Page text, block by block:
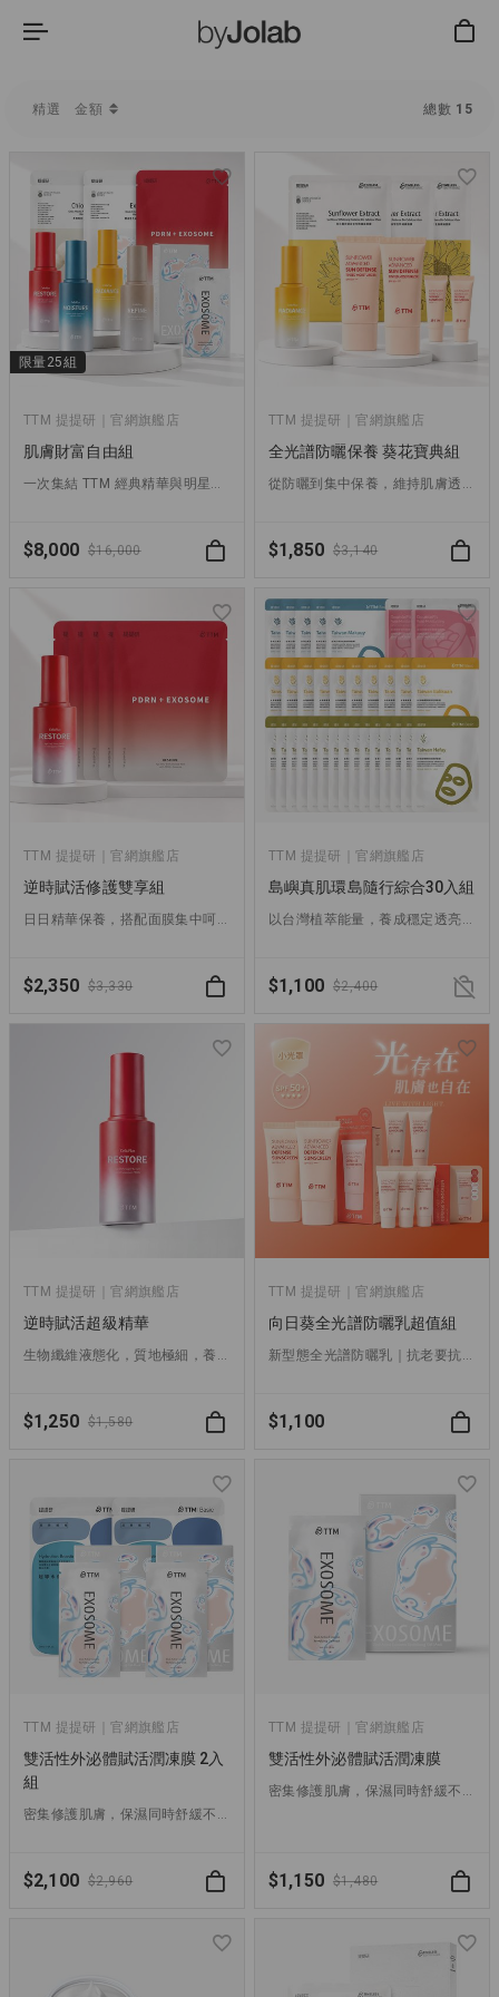
精選 金額 總數 15
限量25組
TTM 提提研｜官網旗艦店
肌膚財富自由組
一次集結 TTM 經典精華與明星面膜，打造完整保養儀式
$8,000 $16,000
TTM 提提研｜官網旗艦店
全光譜防曬保養 葵花寶典組
從防曬到集中保養，維持肌膚透亮光采
$1,850 $3,140
TTM 提提研｜官網旗艦店
逆時賦活修護雙享組
日日精華保養，搭配面膜集中呵護，重賦肌膚彈潤光采
$2,350 $3,330
TTM 提提研｜官網旗艦店
島嶼真肌環島隨行綜合30入組
以台灣植萃能量，養成穩定透亮的真實膚況
$1,100 $2,400
TTM 提提研｜官網旗艦店
逆時賦活超級精華
生物纖維液態化，質地極細，養分直輸，超越精華的新選擇。
$1,250 $1,580
TTM 提提研｜官網旗艦店
向日葵全光譜防曬乳超值組
新型態全光譜防曬乳｜抗老要抗得漂亮，就從全面抵禦光害開始
$1,100
TTM 提提研｜官網旗艦店
雙活性外泌體賦活潤凍膜 2入
組
密集修護肌膚，保濕同時舒緩不適，強化肌膚防禦力，淡化細紋、延緩老化
$2,100 $2,960
TTM 提提研｜官網旗艦店
雙活性外泌體賦活潤凍膜
密集修護肌膚，保濕同時舒緩不適，強化肌膚防禦力，淡化細紋、延緩老化
$1,150 $1,480